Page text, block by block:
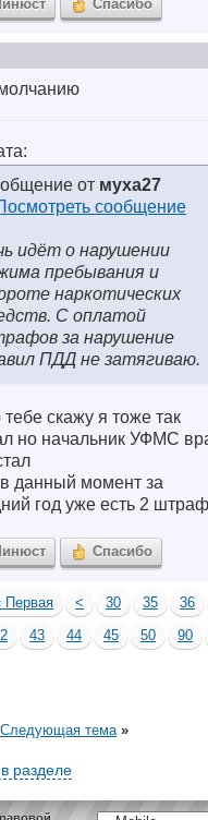
Спасибо
от муха27
идёт о нарушении
пребывания и
наркотических
С оплатой
за нарушение
ПДД не затягиваю.
тебе скажу я тоже так
но начальник УФМС
данный момент за
год уже есть 2
Спасибо
Первая < 30 35
36
43 44 45 50
90
Следующая тема »
разделе